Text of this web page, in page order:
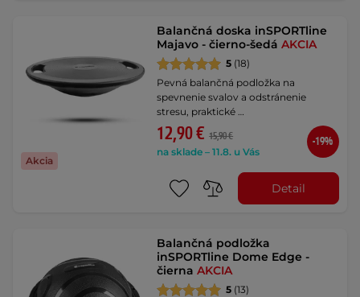
Akcia
Balančná doska inSPORTline
Majavo - čierno-šedáAKCIA
5 (18)
Pevná balančná podložka na
spevnenie svalov a odstránenie
stresu, praktické …
12,90 € 15,90 €
na sklade – 11.8. u Vás
-19%
Detail
Balančná podložka
inSPORTline Dome Edge -
čiernaAKCIA
5 (13)